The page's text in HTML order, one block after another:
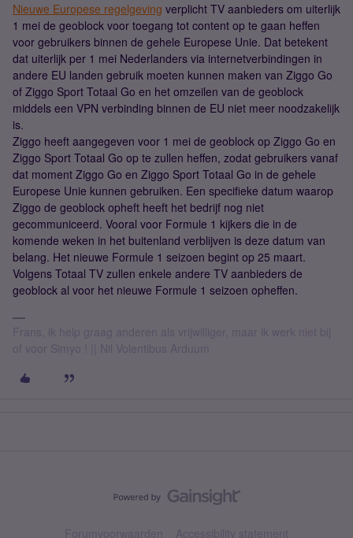
Nieuwe Europese regelgeving verplicht TV aanbieders om uiterlijk
1 mei de geoblock voor toegang tot content op te gaan heffen
voor gebruikers binnen de gehele Europese Unie. Dat betekent
dat uiterlijk per 1 mei Nederlanders via internetverbindingen in
andere EU landen gebruik moeten kunnen maken van Ziggo Go
of Ziggo Sport Totaal Go en het omzeilen van de geoblock
middels een VPN verbinding binnen de EU niet meer noodzakelijk
is.
Ziggo heeft aangegeven voor 1 mei de geoblock op Ziggo Go en
Ziggo Sport Totaal Go op te zullen heffen, zodat gebruikers vanaf
dat moment Ziggo Go en Ziggo Sport Totaal Go in de gehele
Europese Unie kunnen gebruiken. Een specifieke datum waarop
Ziggo de geoblock opheft heeft het bedrijf nog niet
gecommuniceerd. Vooral voor Formule 1 kijkers die in de
komende weken in het buitenland verblijven is deze datum van
belang. Het nieuwe Formule 1 seizoen begint op 25 maart.
Volgens Totaal TV zullen enkele andere TV aanbieders de
geoblock al voor het nieuwe Formule 1 seizoen opheffen.
Frans, ik help graag anderen als vrijwilliger, maar ik werk niet bij
of voor Simyo ! || Nil Volentibus Arduum
Forumvoorwaarden Accessibility statement